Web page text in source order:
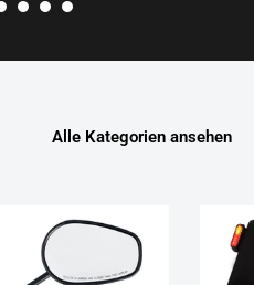
Alle Kategorien ansehen